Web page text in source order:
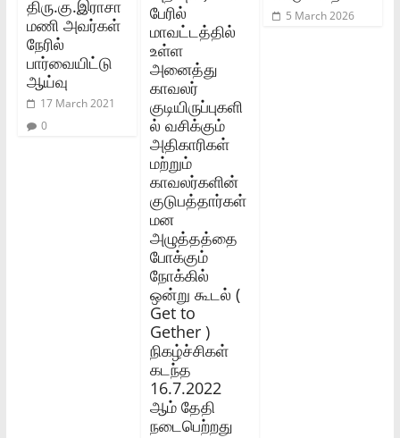
திரு.கு.இராசா
மணி அவர்கள்‌
நேரில்‌
பார்வையிட்டு
ஆய்வு
17 March 2021
0
பேரில்
மாவட்டத்தில்
உள்ள
அனைத்து
காவலர்
குடியிருப்புகளி
ல் வசிக்கும்
அதிகாரிகள்
மற்றும்
காவலர்களின்
குடுபத்தார்கள்
மன
அழுத்தத்தை
போக்கும்
நோக்கில்
ஒன்று கூடல் (
Get to
Gether )
நிகழ்ச்சிகள்
கடந்த
16.7.2022
ஆம் தேதி
நடைபெற்றது
5 March 2026